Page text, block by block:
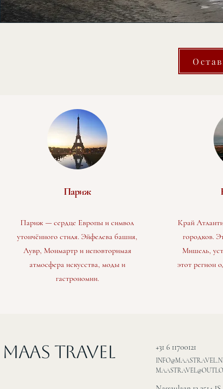
Париж
Париж — сердце Европы и символ
утончённого стиля. Эйфелева башня,
Лувр, Монмартр и неповторимая
атмосфера искусства, моды и
гастрономии.
Край
городков.
Мишель,
этот регион
MAAS Travel +31 6 11700121